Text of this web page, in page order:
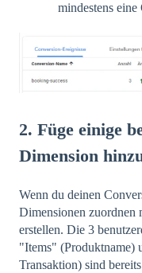
mindestens
2. Füge einige
Dimension
Wenn du deinen
Dimensionen zuordnen
erstellen. Die 3
"Items" (Produktname)
Transaktion) sind